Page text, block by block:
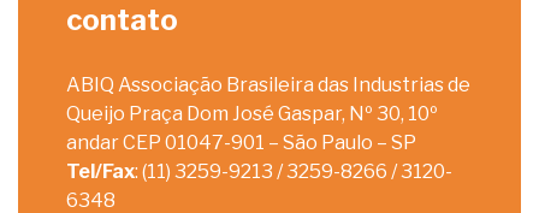
contato
ABIQ Associação Brasileira das Industrias de
Queijo Praça Dom José Gaspar, Nº 30, 10º
andar CEP 01047-901 – São Paulo – SP
Tel/Fax: (11) 3259-9213 / 3259-8266 / 3120-
6348